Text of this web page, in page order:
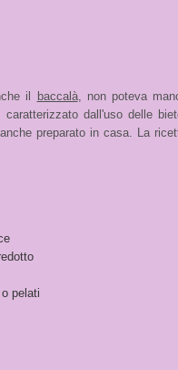
il baccalà, non poteva
dall'uso delle
preparato in casa. La
pelati